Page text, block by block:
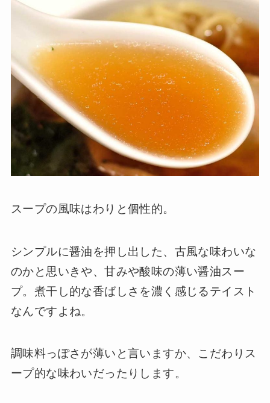
スープの風味はわりと個性的。
シンプルに醤油を押し出した、古風な味わいな
のかと思いきや、甘みや酸味の薄い醤油スー
プ。煮干し的な香ばしさを濃く感じるテイスト
なんですよね。
調味料っぽさが薄いと言いますか、こだわりス
ープ的な味わいだったりします。